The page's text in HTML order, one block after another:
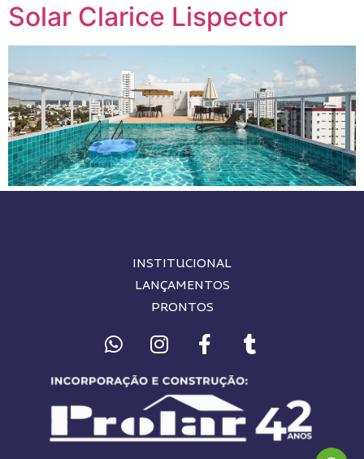
Solar Clarice Lispector
INSTITUCIONAL
LANÇAMENTOS
PRONTOS